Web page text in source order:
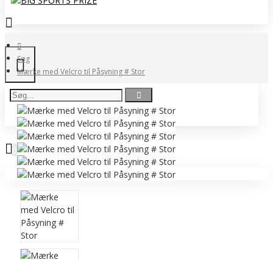
0 vare(r) - 0,00 DKK
Ingen produkter
Søg
Mærke med Velcro til Påsyning # Stor